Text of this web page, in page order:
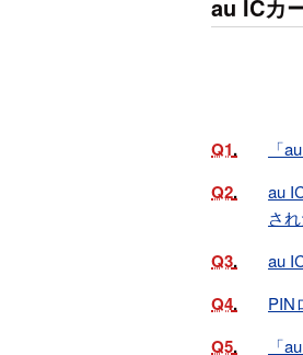
au ICカ
Q1 「
Q2
au
さ
Q3 au
Q4 PIN
Q5 「